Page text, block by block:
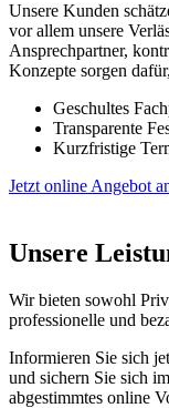
Unsere Kunden
vor allem unsere
Ansprechpartner,
Konzepte sorgen
Geschultes
Transparente
Kurzfristige
Jetzt online Angebot
Unsere
Wir bieten sowohl
professionelle und
Informieren Sie sich
und sichern Sie sich
abgestimmtes online